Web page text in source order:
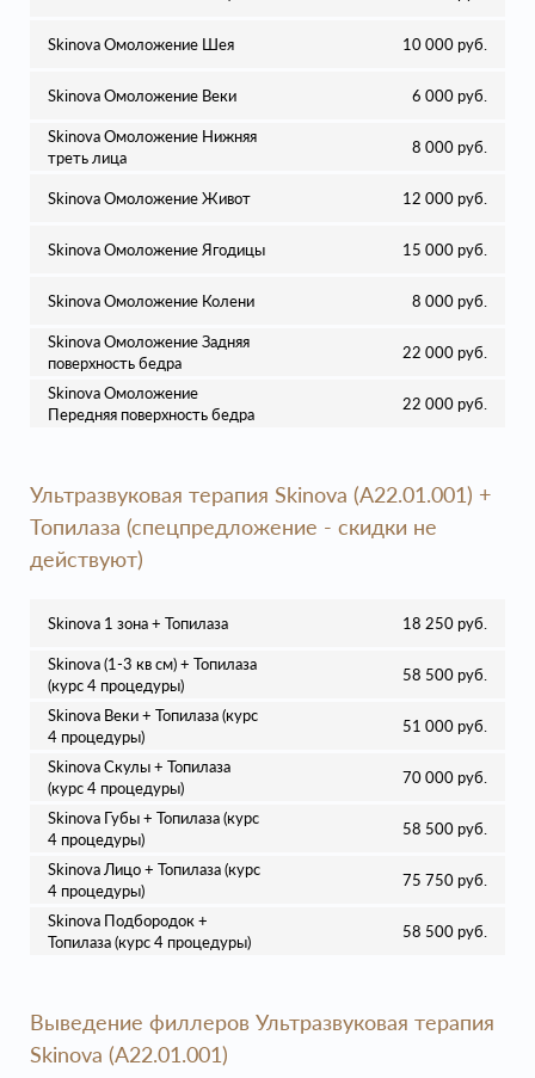
Skinova Омоложение Шея 10 000 руб.
Skinova Омоложение Веки 6 000 руб.
Skinova Омоложение Нижняя
треть лица
8 000 руб.
Skinova Омоложение Живот 12 000 руб.
Skinova Омоложение Ягодицы 15 000 руб.
Skinova Омоложение Колени 8 000 руб.
Skinova Омоложение Задняя
поверхность бедра
22 000 руб.
Skinova Омоложение
Передняя поверхность бедра
22 000 руб.
Ультразвуковая терапия Skinova (A22.01.001) +
Топилаза (спецпредложение - скидки не
действуют)
Skinova 1 зона + Топилаза 18 250 руб.
Skinova (1-3 кв см) + Топилаза
(курс 4 процедуры)
58 500 руб.
Skinova Веки + Топилаза (курс
4 процедуры)
51 000 руб.
Skinova Скулы + Топилаза
(курс 4 процедуры)
70 000 руб.
Skinova Губы + Топилаза (курс
4 процедуры)
58 500 руб.
Skinova Лицо + Топилаза (курс
4 процедуры)
75 750 руб.
Skinova Подбородок +
Топилаза (курс 4 процедуры)
58 500 руб.
Выведение филлеров Ультразвуковая терапия
Skinova (A22.01.001)